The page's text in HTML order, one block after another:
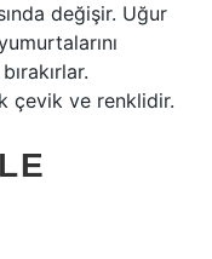
değişir. Uğur
çevik ve renklidir.